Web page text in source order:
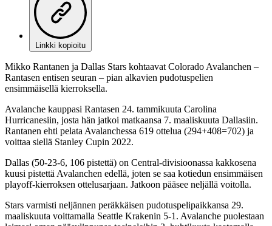
Linkki kopioitu
Mikko Rantanen ja Dallas Stars kohtaavat Colorado Avalanchen –
Rantasen entisen seuran – pian alkavien pudotuspelien
ensimmäisellä kierroksella.
Avalanche kauppasi Rantasen 24. tammikuuta Carolina
Hurricanesiin, josta hän jatkoi matkaansa 7. maaliskuuta Dallasiin.
Rantanen ehti pelata Avalanchessa 619 ottelua (294+408=702) ja
voittaa siellä Stanley Cupin 2022.
Dallas (50-23-6, 106 pistettä) on Central-divisioonassa kakkosena
kuusi pistettä Avalanchen edellä, joten se saa kotiedun ensimmäisen
playoff-kierroksen ottelusarjaan. Jatkoon pääsee neljällä voitolla.
Stars varmisti neljännen peräkkäisen pudotuspelipaikkansa 29.
maaliskuuta voittamalla Seattle Krakenin 5-1. Avalanche puolestaan